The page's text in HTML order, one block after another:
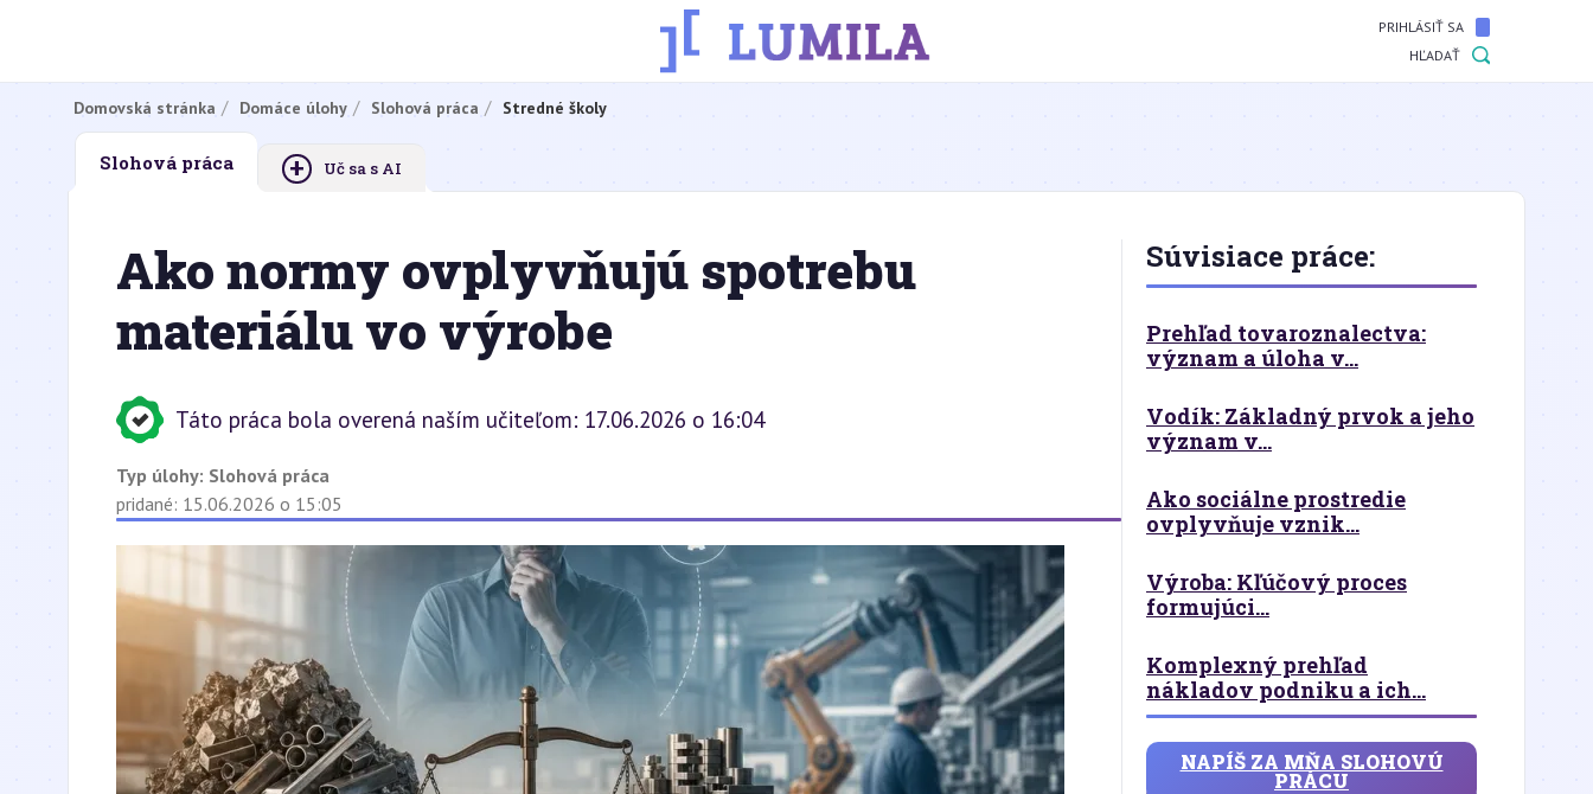
PRIHLÁSIŤ SA
HĽADAŤ
Domovská stránka Domáce úlohy Slohová práca Stredné školy
Slohová práca + Uč sa s AI
Ako normy ovplyvňujú spotrebu
materiálu vo výrobe
Táto práca bola overená naším učiteľom: 17.06.2026 o 16:04
Typ úlohy: Slohová práca
pridané: 15.06.2026 o 15:05
Súvisiace práce:
Prehľad tovaroznalectva:
význam a úloha v...
Vodík: Základný prvok a jeho
význam v...
Ako sociálne prostredie
ovplyvňuje vznik...
Výroba: Kľúčový proces
formujúci...
Komplexný prehľad
nákladov podniku a ich...
NAPÍŠ ZA MŇA SLOHOVÚ
PRÁCU